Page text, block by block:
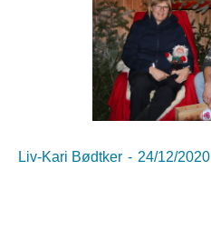
Liv-Kari Bødtker - 24/12/2020